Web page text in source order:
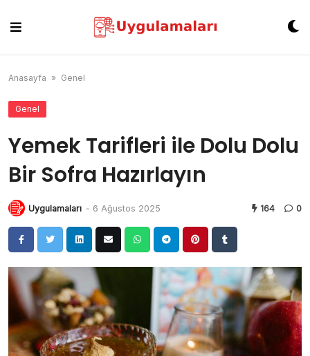
content
Anasayfa » Genel
Genel
Yemek Tarifleri ile Dolu Dolu
Bir Sofra Hazırlayın
Uygulamaları - 6 Ağustos 2025 164 0